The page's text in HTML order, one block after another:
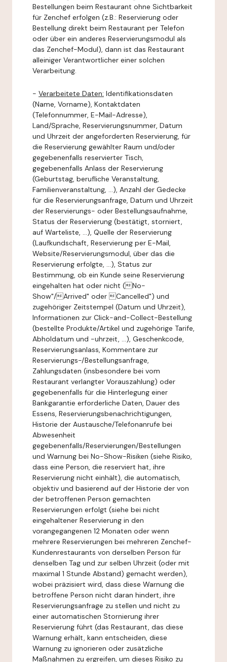
Bestellungen beim Restaurant ohne Sichtbarkeit
für Zenchef erfolgen (z.B.: Reservierung oder
Bestellung direkt beim Restaurant per Telefon
oder über ein anderes Reservierungsmodul als
das Zenchef-Modul), dann ist das Restaurant
alleiniger Verantwortlicher einer solchen
Verarbeitung.
- Verarbeitete Daten: Identifikationsdaten
(Name, Vorname), Kontaktdaten
(Telefonnummer, E-Mail-Adresse),
Land/Sprache, Reservierungsnummer, Datum
und Uhrzeit der angeforderten Reservierung, für
die Reservierung gewählter Raum und/oder
gegebenenfalls reservierter Tisch,
gegebenenfalls Anlass der Reservierung
(Geburtstag, berufliche Veranstaltung,
Familienveranstaltung, ...), Anzahl der Gedecke
für die Reservierungsanfrage, Datum und Uhrzeit
der Reservierungs- oder Bestellungsaufnahme,
Status der Reservierung (bestätigt, storniert,
auf Warteliste, ...), Quelle der Reservierung
(Laufkundschaft, Reservierung per E-Mail,
Website/Reservierungsmodul, über das die
Reservierung erfolgte, ...), Status zur
Bestimmung, ob ein Kunde seine Reservierung
eingehalten hat oder nicht (No-
Show"/Arrived" oder Cancelled") und
zugehöriger Zeitstempel (Datum und Uhrzeit),
Informationen zur Click-and-Collect-Bestellung
(bestellte Produkte/Artikel und zugehörige Tarife,
Abholdatum und -uhrzeit, ...), Geschenkcode,
Reservierungsanlass, Kommentare zur
Reservierungs-/Bestellungsanfrage,
Zahlungsdaten (insbesondere bei vom
Restaurant verlangter Vorauszahlung) oder
gegebenenfalls für die Hinterlegung einer
Bankgarantie erforderliche Daten, Dauer des
Essens, Reservierungsbenachrichtigungen,
Historie der Austausche/Telefonanrufe bei
Abwesenheit
gegebenenfalls/Reservierungen/Bestellungen
und Warnung bei No-Show-Risiken (siehe Risiko,
dass eine Person, die reserviert hat, ihre
Reservierung nicht einhält), die automatisch,
objektiv und basierend auf der Historie der von
der betroffenen Person gemachten
Reservierungen erfolgt (siehe bei nicht
eingehaltener Reservierung in den
vorangegangenen 12 Monaten oder wenn
mehrere Reservierungen bei mehreren Zenchef-
Kundenrestaurants von derselben Person für
denselben Tag und zur selben Uhrzeit (oder mit
maximal 1 Stunde Abstand) gemacht werden),
wobei präzisiert wird, dass diese Warnung die
betroffene Person nicht daran hindert, ihre
Reservierungsanfrage zu stellen und nicht zu
einer automatischen Stornierung ihrer
Reservierung führt (das Restaurant, das diese
Warnung erhält, kann entscheiden, diese
Warnung zu ignorieren oder zusätzliche
Maßnahmen zu ergreifen, um dieses Risiko zu